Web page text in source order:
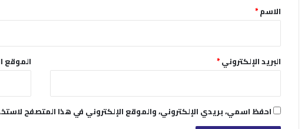
*الاسم*
البريد الإلكتروني* الموقع
احفظ اسمي، بريدي الإلكتروني، والموقع الإلكتروني في هذا المتصفح